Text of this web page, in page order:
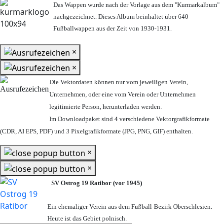
Das Wappen wurde nach der Vorlage aus dem "Kurmarkalbum"
nachgezeichnet. Dieses Album beinhaltet über 640
Fußballwappen aus der Zeit von 1930-1931.
×
×
Die Vektordaten können nur vom jeweiligen Verein,
Unternehmen, oder eine vom Verein oder Unternehmen
legitimierte Person, herunterladen werden.
Im Downloadpaket sind 4 verschiedene Vektorgrafikformate
(CDR, AI EPS, PDF) und 3 Pixelgrafikformate (JPG, PNG, GIF) enthalten.
×
×
SV Ostrog 19 Ratibor (vor 1945)
Ein ehemaliger Verein aus dem Fußball-Bezirk Oberschlesien.
Heute ist das Gebiet polnisch.